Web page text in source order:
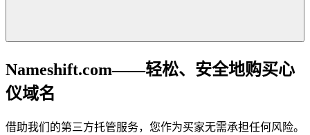
Nameshift.com——轻松、安全地购买心
仪域名
借助我们的第三方托管服务，您作为买家无需承担任何风险。